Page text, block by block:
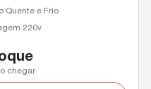
Quente e Frio
220v
chegar